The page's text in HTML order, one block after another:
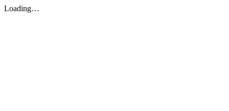
Loading…